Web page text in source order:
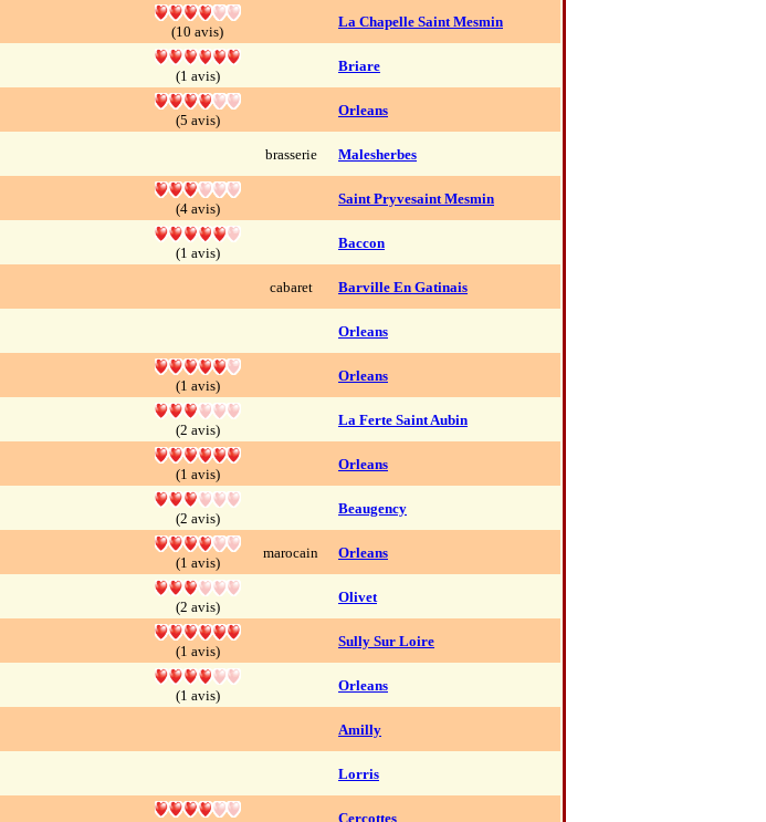
(10 avis)
La Chapelle Saint Mesmin
(1 avis)
Briare
(5 avis)
Orleans
brasserie Malesherbes
(4 avis)
Saint Pryvesaint Mesmin
(1 avis)
Baccon
cabaret Barville En Gatinais
Orleans
(1 avis)
Orleans
(2 avis)
La Ferte Saint Aubin
(1 avis)
Orleans
(2 avis)
Beaugency
(1 avis)
marocain Orleans
(2 avis)
Olivet
(1 avis)
Sully Sur Loire
(1 avis)
Orleans
Amilly
Lorris
Cercottes